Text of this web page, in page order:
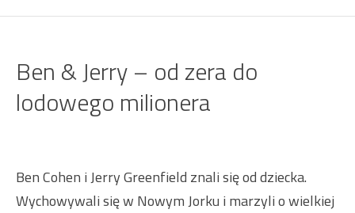
Ben & Jerry – od zera do
lodowego milionera
Ben Cohen i Jerry Greenfield znali się od dziecka.
Wychowywali się w Nowym Jorku i marzyli o wielkiej